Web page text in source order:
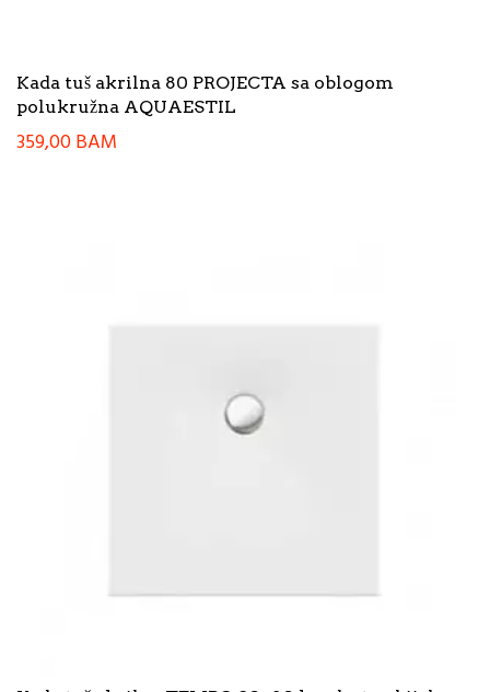
Kada tuš akrilna 80 PROJECTA sa oblogom
polukružna AQUAESTIL
359,00BAM